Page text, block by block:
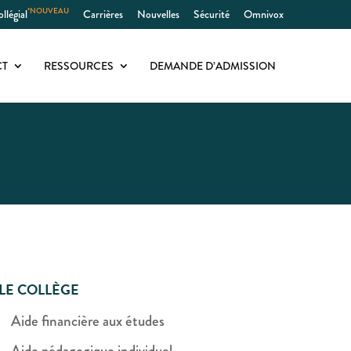
*NOUVEAU Carrières Nouvelles Sécurité Omnivox
RESSOURCES DEMANDE D’ADMISSION
COLLÈGE
Aide financière aux études